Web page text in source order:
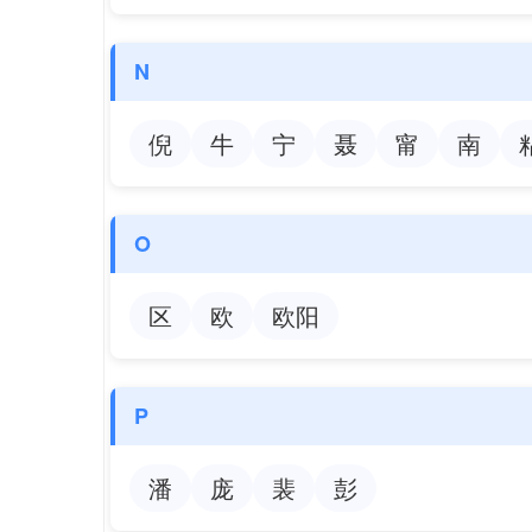
N
倪 牛 宁 聂 甯 南
O
区 欧 欧阳
P
潘 庞 裴 彭